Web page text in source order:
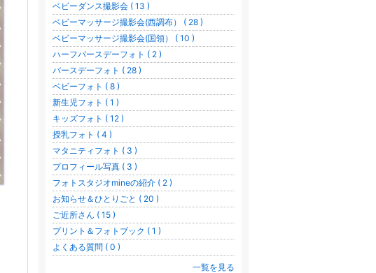
ベビーダンス撮影会 ( 13 )
ベビーマッサージ撮影会(西調布） ( 28 )
ベビーマッサージ撮影会(国領） ( 10 )
ハーフバースデーフォト ( 2 )
バースデーフォト ( 28 )
ベビーフォト ( 8 )
新生児フォト ( 1 )
キッズフォト ( 12 )
授乳フォト ( 4 )
マタニティフォト ( 3 )
プロフィール写真 ( 3 )
フォトスタジオmineの紹介 ( 2 )
お知らせ＆ひとりごと ( 20 )
ご近所さん ( 15 )
プリント＆フォトブック ( 1 )
よくある質問 ( 0 )
一覧を見る